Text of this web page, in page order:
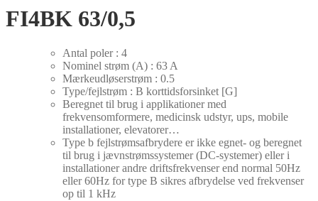
FI4BK 63/0,5
Antal poler : 4
Nominel strøm (A) : 63 A
Mærkeudløserstrøm : 0.5
Type/fejlstrøm : B korttidsforsinket [G]
Beregnet til brug i applikationer med
frekvensomformere, medicinsk udstyr, ups, mobile
installationer, elevatorer…
Type b fejlstrømsafbrydere er ikke egnet- og beregnet
til brug i jævnstrømssystemer (DC-systemer) eller i
installationer andre driftsfrekvenser end normal 50Hz
eller 60Hz for type B sikres afbrydelse ved frekvenser
op til 1 kHz